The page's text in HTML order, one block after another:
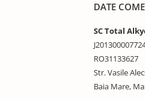
DATE
SC Total
RO31133627
Str. Vasile
Baia Mare,